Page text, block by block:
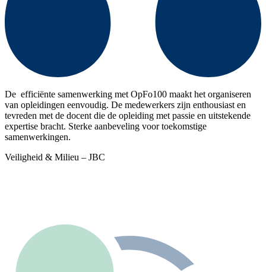
De efficiënte samenwerking met OpFo100 maakt het organiseren
van opleidingen eenvoudig. De medewerkers zijn enthousiast en
tevreden met de docent die de opleiding met passie en uitstekende
expertise bracht. Sterke aanbeveling voor toekomstige
samenwerkingen.
Veiligheid & Milieu – JBC